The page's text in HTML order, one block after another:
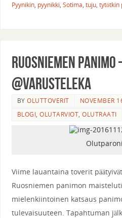
Pyynikin, pyynikki, Sotima, tuju, tytötkin
Ruosniemen
@Varusteleka
BYOLUTTOVERIT
NOVEMBER
BLOGI,OLUTARVIOT,OLUTRAATI
Viime lauantaina toverit
Ruosniemen panimon
mielenkiintoinen katsaus
tulevaisuuteen. Tapahtuman